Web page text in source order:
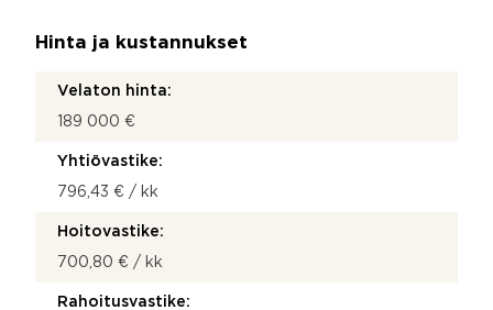
Hinta ja kustannukset
Velaton hinta:
189 000 €
Yhtiövastike:
796,43 € / kk
Hoitovastike:
700,80 € / kk
Rahoitusvastike: